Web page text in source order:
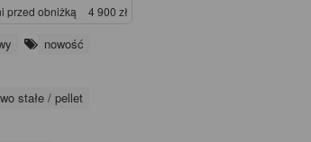
przed obniżką 4 900 zł
nowość
stałe / pellet